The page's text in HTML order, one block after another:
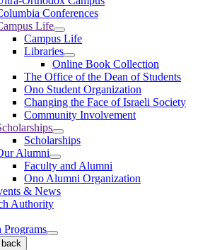
Conferences
Life
Campus Life
Libraries
Online Book Collection
The Office of the Dean of Students
Ono Student Organization
Changing the Face of Israeli Society
Community Involvement
Scholarships
Alumni
Faculty and Alumni
Ono Alumni Organization
& News
Authority
Programs
back